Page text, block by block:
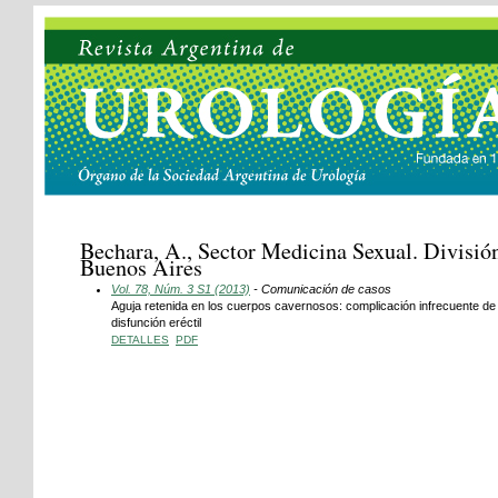
Bechara, A., Sector Medicina Sexual.
Buenos Aires
Vol. 78, Núm. 3 S1 (2013) - Comunicación de casos
Aguja retenida en los cuerpos cavernosos: complicación infrecuente
disfunción eréctil
DETALLES PDF